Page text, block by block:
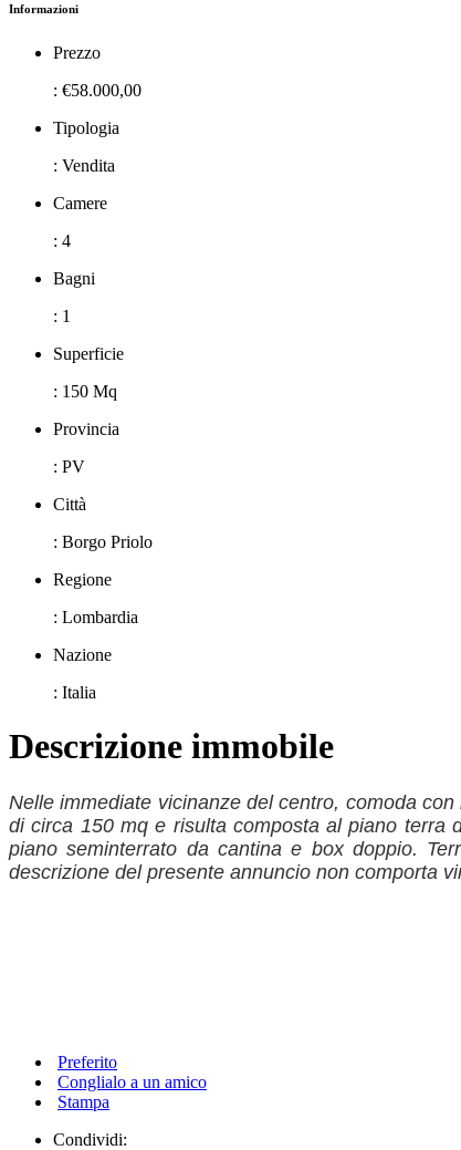
Informazioni
Prezzo
: €58.000,00
Tipologia
: Vendita
Camere
: 4
Bagni
: 1
Superficie
: 150 Mq
Provincia
: PV
Città
: Borgo Priolo
Regione
: Lombardia
Nazione
: Italia
Descrizione immobile
Nelle immediate vicinanze del centro, comoda
di circa 150 mq e risulta composta al piano terra
piano seminterrato da cantina e box doppio.
descrizione del presente annuncio non comporta
Preferito
Conglialo a un amico
Stampa
Condividi: